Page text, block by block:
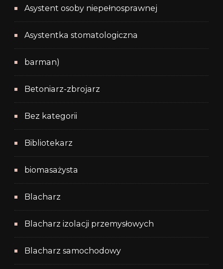
Asystent osoby niepełnosprawnej
Asystentka stomatologiczna
barman)
Betoniarz-zbrojarz
Bez kategorii
Bibliotekarz
biomasażysta
Blacharz
Blacharz izolacji przemysłowych
Blacharz samochodowy